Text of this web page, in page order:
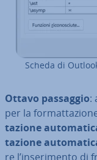
Scheda di
Ottavo passaggio:
per la
ta­zio­ne
ta­zio­ne
re l’in­se­ri­men­to di